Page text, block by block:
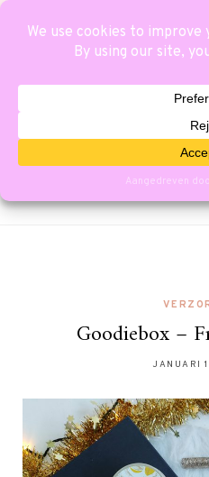
Goodiebox –
JANUARI